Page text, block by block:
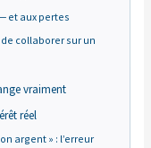
et aux pertes
collaborer sur un
vraiment
réel
argent » : l’erreur